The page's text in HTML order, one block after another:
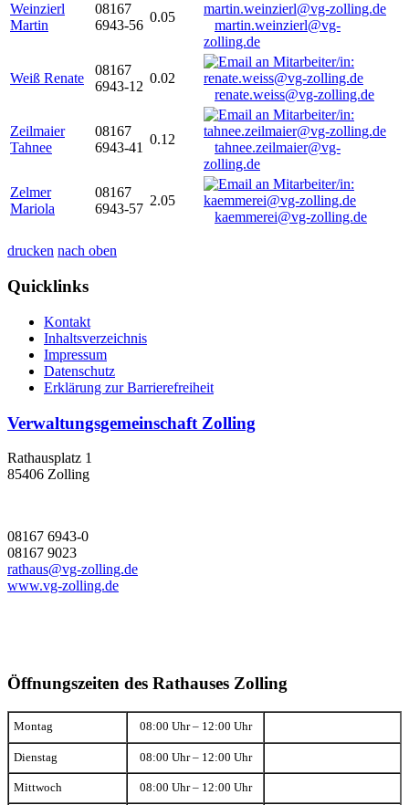
Weinzierl
Martin
08167
6943-56
0.05
martin.weinzierl@vg-
zolling.de
Weiß Renate
08167
6943-12
0.02
renate.weiss@vg-zolling.de
Zeilmaier
Tahnee
08167
6943-41
0.12
tahnee.zeilmaier@vg-
zolling.de
Zelmer
Mariola
08167
6943-57
2.05
kaemmerei@vg-zolling.de
drucken nach oben
Quicklinks
Kontakt
Inhaltsverzeichnis
Impressum
Datenschutz
Erklärung zur Barrierefreiheit
Verwaltungsgemeinschaft Zolling
Rathausplatz 1
85406 Zolling
08167 6943-0
08167 9023
rathaus@vg-zolling.de
www.vg-zolling.de
Öffnungszeiten des Rathauses Zolling
Montag 08:00 Uhr – 12:00 Uhr
Dienstag 08:00 Uhr – 12:00 Uhr
Mittwoch 08:00 Uhr – 12:00 Uhr